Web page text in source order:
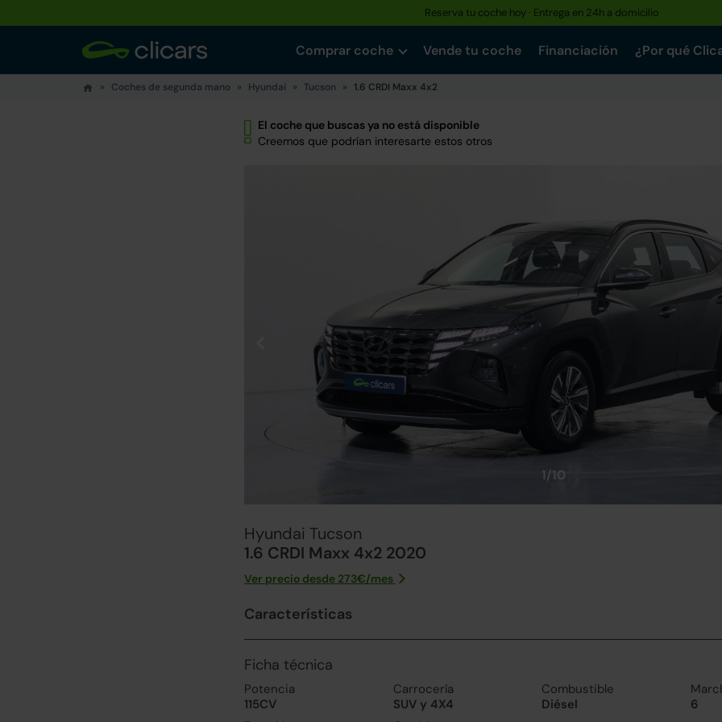
Hasta un 30% más barato que uno nuevo · Garantía de hasta 3 años
Comprar coche Vende tu coche Financiación ¿Por qué
Coches de segunda mano Hyundai Tucson 1.6 CRDI Maxx 4x2
El coche que buscas ya no está disponible
Creemos que podrían interesarte estos otros
1/10
Hyundai Tucson
1.6 CRDI Maxx 4x2 2020
Ver precio desde 273€/mes
Características
Ficha técnica
Potencia
115CV
Carrocería
SUV y 4X4
Combustible
Diésel
6